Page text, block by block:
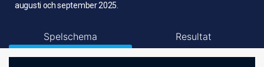
augusti och september 2025.
Spelschema Resultat